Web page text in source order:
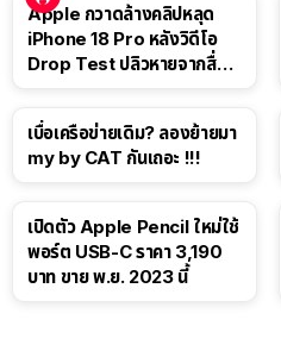
Apple กวาดล้างคลิปหลุด
iPhone 18 Pro หลังวิดีโอ
Drop Test ปลิวหายจากสื่อ
เบื่อเครือข่ายเดิม? ลองย้ายมา
my by CAT กันเถอะ !!!
เปิดตัว Apple Pencil ใหม่ใช้
พอร์ต USB-C ราคา 3,190
บาท ขาย พ.ย. 2023 นี้